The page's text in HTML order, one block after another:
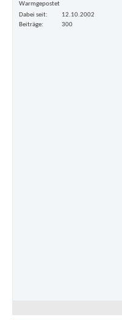
Warmgepostet
Dabei seit
12.10.2002
Beiträge
300